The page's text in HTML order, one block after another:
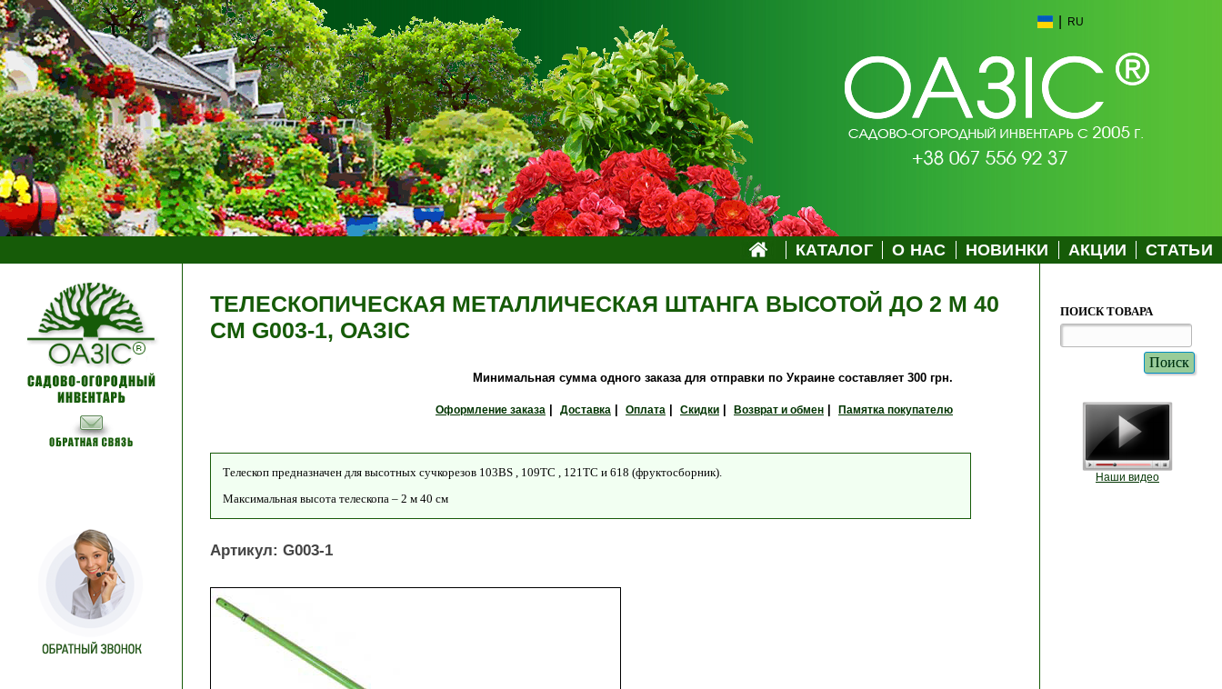
RU
КАТАЛОГ О НАС НОВИНКИ АКЦИИ СТАТЬИ
ТЕЛЕСКОПИЧЕСКАЯ МЕТАЛЛИЧЕСКАЯ ШТАНГА ВЫСОТОЙ ДО 2 М 40
СМ G003-1, ОАЗIС
Минимальная сумма одного заказа для отправки по Украине составляет 300 грн.
Оформление заказа Доставка Оплата Скидки Возврат и обмен Памятка покупателю
Телескоп предназначен для высотных сучкорезов 103BS , 109TC , 121TC и 618 (фруктосборник).
Максимальная высота телескопа – 2 м 40 см
Артикул: G003-1
ПОИСК ТОВАРА
Наши видео